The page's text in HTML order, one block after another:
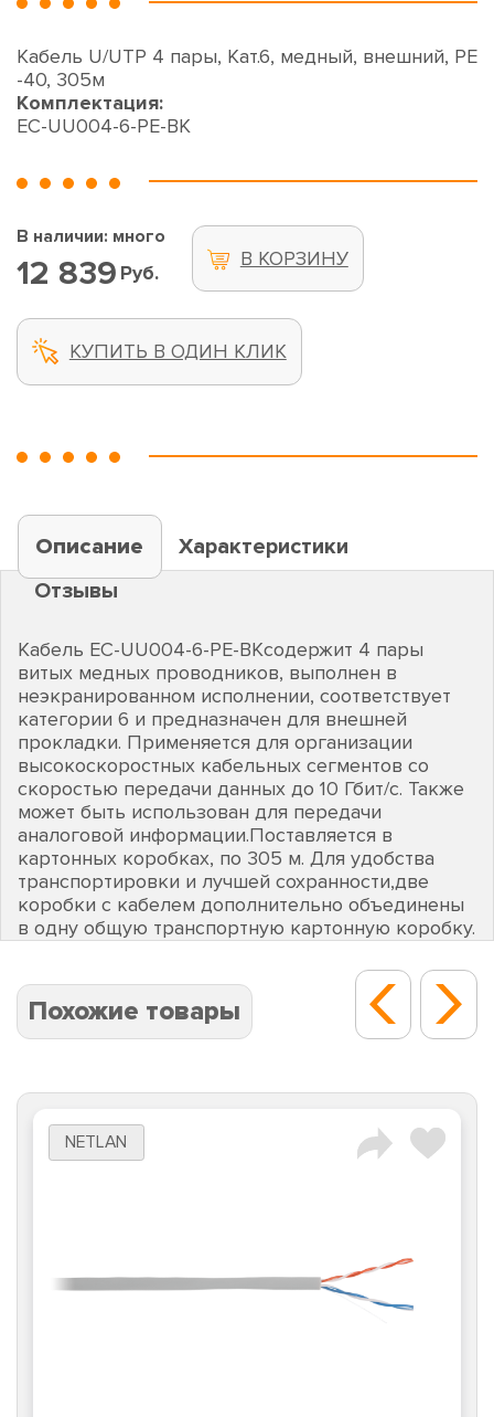
Кабель U/UTP 4 пары, Кат.6, медный, внешний, PE
-40, 305м
Комплектация:
EC-UU004-6-PE-BK
В наличии: много
12 839 Руб.
В КОРЗИНУ
КУПИТЬ В ОДИН КЛИК
Описание
Характеристики
Отзывы
Кабель EC-UU004-6-PE-BKсодержит 4 пары
витых медных проводников, выполнен в
неэкранированном исполнении, соответствует
категории 6 и предназначен для внешней
прокладки. Применяется для организации
высокоскоростных кабельных сегментов со
скоростью передачи данных до 10 Гбит/c. Также
может быть использован для передачи
аналоговой информации.Поставляется в
картонных коробках, по 305 м. Для удобства
транспортировки и лучшей сохранности,две
коробки с кабелем дополнительно объединены
в одну общую транспортную картонную коробку.
Похожие товары
NETLAN